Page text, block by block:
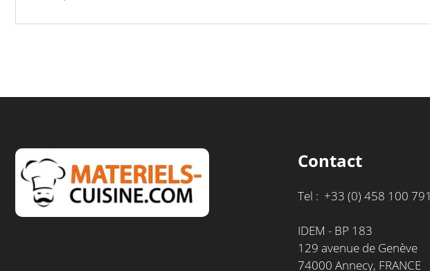
Contact
Tel : +33 (0) 458 100 791
IDEM - BP 183
129 avenue de Genève
74000 Annecy, FRANCE